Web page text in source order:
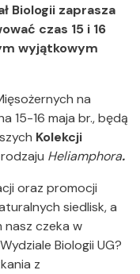
Biologii zaprasza
czas 15 i 16
wyjątkowym
na
15-16 maja br.,będą
Kolekcji
Heliamphora.
oraz promocji
siedlisk, a
nasz czeka w
Biologii UG?
z